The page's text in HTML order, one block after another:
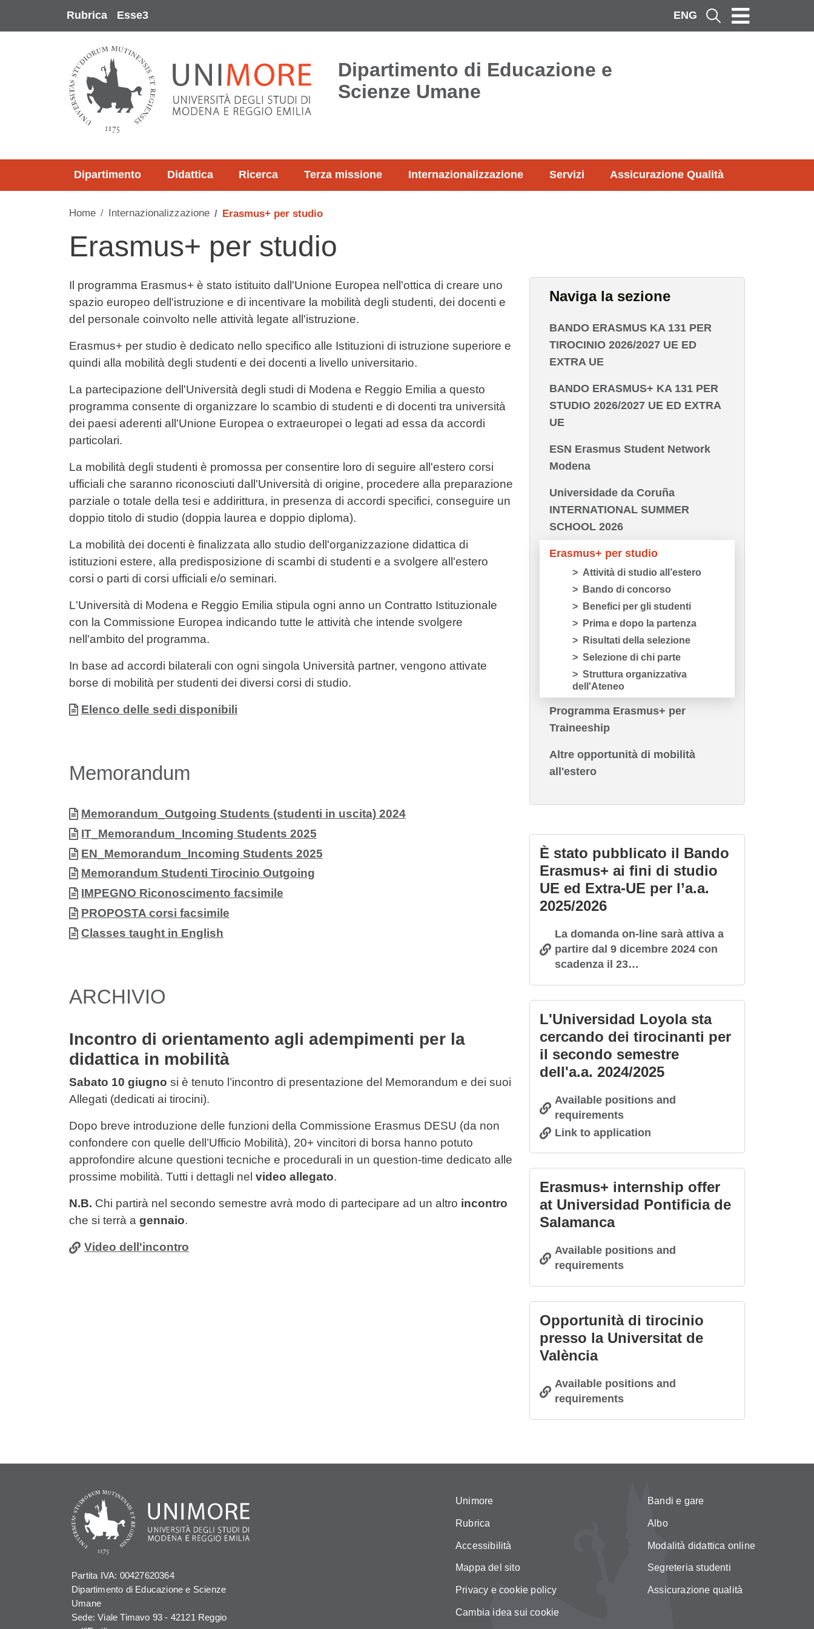
Rubrica Esse3 ENG Cerca
Dipartimento di Educazione e
Scienze Umane
Dipartimento Didattica Ricerca Terza missione Internazionalizzazione Servizi Assicurazione Qualità
Home Internazionalizzazione Erasmus+ per studio
Erasmus+ per studio
Contenuto
Il programma Erasmus+ è stato istituito dall'Unione Europea nell'ottica di creare uno
spazio europeo dell'istruzione e di incentivare la mobilità degli studenti, dei docenti e
del personale coinvolto nelle attività legate all'istruzione.
Erasmus+ per studio è dedicato nello specifico alle Istituzioni di istruzione superiore e
quindi alla mobilità degli studenti e dei docenti a livello universitario.
La partecipazione dell'Università degli studi di Modena e Reggio Emilia a questo
programma consente di organizzare lo scambio di studenti e di docenti tra università
dei paesi aderenti all'Unione Europea o extraeuropei o legati ad essa da accordi
particolari.
La mobilità degli studenti è promossa per consentire loro di seguire all'estero corsi
ufficiali che saranno riconosciuti dall'Università di origine, procedere alla preparazione
parziale o totale della tesi e addirittura, in presenza di accordi specifici, conseguire un
doppio titolo di studio (doppia laurea e doppio diploma).
La mobilità dei docenti è finalizzata allo studio dell'organizzazione didattica di
istituzioni estere, alla predisposizione di scambi di studenti e a svolgere all'estero
corsi o parti di corsi ufficiali e/o seminari.
L'Università di Modena e Reggio Emilia stipula ogni anno un Contratto Istituzionale
con la Commissione Europea indicando tutte le attività che intende svolgere
nell'ambito del programma.
In base ad accordi bilaterali con ogni singola Università partner, vengono attivate
borse di mobilità per studenti dei diversi corsi di studio.
Allegati
Documento
Elenco delle sedi disponibili
Memorandum
Allegati
Documento
Memorandum_Outgoing Students (studenti in uscita) 2024
Documento
IT_Memorandum_Incoming Students 2025
Documento
EN_Memorandum_Incoming Students 2025
Documento
Memorandum Studenti Tirocinio Outgoing
Documento
IMPEGNO Riconoscimento facsimile
Documento
PROPOSTA corsi facsimile
Documento
Classes taught in English
ARCHIVIO
Incontro di orientamento agli adempimenti per la
didattica in mobilità
Sabato 10 giugno si è tenuto l’incontro di presentazione del Memorandum e dei suoi
Allegati (dedicati ai tirocini).
Dopo breve introduzione delle funzioni della Commissione Erasmus DESU (da non
confondere con quelle dell’Ufficio Mobilità), 20+ vincitori di borsa hanno potuto
approfondire alcune questioni tecniche e procedurali in un question-time dedicato alle
prossime mobilità. Tutti i dettagli nel video allegato.
N.B. Chi partirà nel secondo semestre avrà modo di partecipare ad un altro incontro
che si terrà a gennaio.
Video dell'incontro
Naviga la sezione
BANDO ERASMUS KA 131 PER
TIROCINIO 2026/2027 UE ED
EXTRA UE
BANDO ERASMUS+ KA 131 PER
STUDIO 2026/2027 UE ED EXTRA
UE
ESN Erasmus Student Network
Modena
Universidade da Coruña
INTERNATIONAL SUMMER
SCHOOL 2026
Erasmus+ per studio
Attività di studio all’estero
Bando di concorso
Benefici per gli studenti
Prima e dopo la partenza
Risultati della selezione
Selezione di chi parte
Struttura organizzativa
dell'Ateneo
Programma Erasmus+ per
Traineeship
Altre opportunità di mobilità
all'estero
È stato pubblicato il Bando
Erasmus+ ai fini di studio
UE ed Extra-UE per l’a.a.
2025/2026
La domanda on-line sarà attiva a
partire dal 9 dicembre 2024 con
scadenza il 23…
L'Universidad Loyola sta
cercando dei tirocinanti per
il secondo semestre
dell'a.a. 2024/2025
Available positions and
requirements
Link to application
Erasmus+ internship offer
at Universidad Pontificia de
Salamanca
Available positions and
requirements
Opportunità di tirocinio
presso la Universitat de
València
Available positions and
requirements
Partita IVA: 00427620364
Dipartimento di Educazione e Scienze
Umane
Sede: Viale Timavo 93 - 42121 Reggio
Unimore
Rubrica
Accessibilità
Mappa del sito
Privacy e cookie policy
Cambia idea sui cookie
Bandi e gare
Albo
Modalità didattica online
Segreteria studenti
Assicurazione qualità